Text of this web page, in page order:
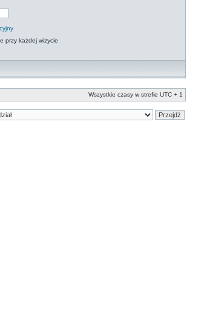
przy każdej wizycie
Wszystkie czasy w strefie UTC + 1